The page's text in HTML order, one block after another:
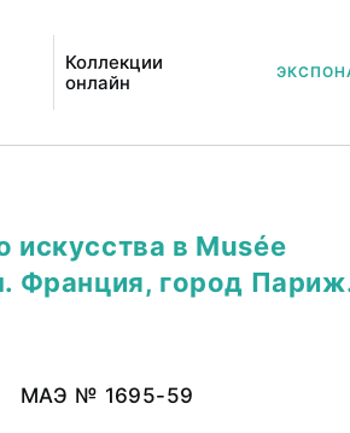
Коллекции
онлайн
искусства в Musée
Франция, город
МАЭ № 1695-59